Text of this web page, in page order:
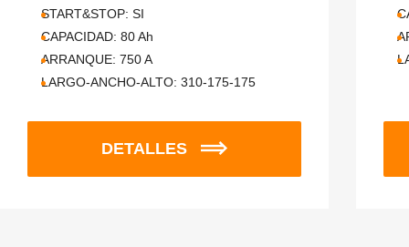
START&STOP: SI
CAPACIDAD: 80Ah
ARRANQUE: 750A
LARGO-ANCHO-ALTO: 310-175-175
DETALLES